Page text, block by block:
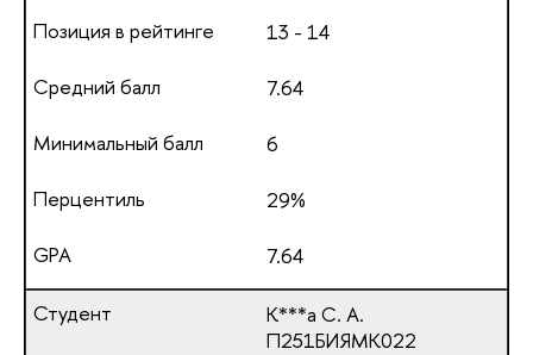
13 - 14
7.64
6
29%
7.64
К***а С. А.
П251БИЯМК022